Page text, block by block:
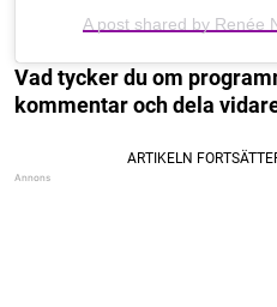
A post shared by Renée
Vad tycker du om
kommentar och dela